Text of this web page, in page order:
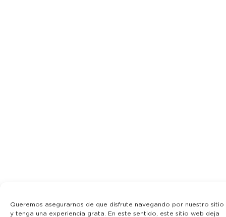
Queremos asegurarnos de que disfrute navegando por nuestro sitio
y tenga una experiencia grata. En este sentido, este sitio web deja